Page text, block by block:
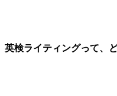
英検ライティングって、